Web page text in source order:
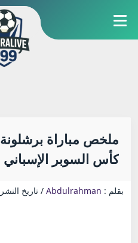
ملخص مباراة برشلونة
كأس السوبر الإسباني 2026
بقلم : Abdulrahman
/ تاريخ